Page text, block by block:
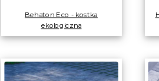
Behaton Eco - kostka
ekologiczna